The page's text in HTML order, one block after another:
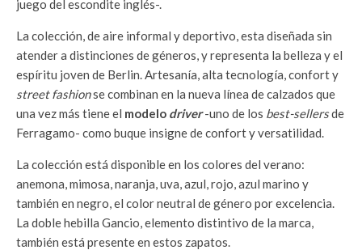
juego del escondite inglés-.
La colección, de aire informal y deportivo, esta diseñada sin
atender a distinciones de géneros, y representa la belleza y el
espíritu joven de Berlin. Artesanía, alta tecnología, confort y
street fashionse combinan en la nueva línea de calzados que
una vez más tiene el modelo driver-uno de los best-sellersde
Ferragamo- como buque insigne de confort y versatilidad.
La colección está disponible en los colores del verano:
anemona, mimosa, naranja, uva, azul, rojo, azul marino y
también en negro, el color neutral de género por excelencia.
La doble hebilla Gancio, elemento distintivo de la marca,
también está presente en estos zapatos.